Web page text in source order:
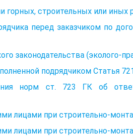
горных, строительных или иных
перед заказчиком по
законодательства (эколого-
подрядчиком Статья
норм ст. 723 ГК об
лицами при строительно-
лицами при строительно-